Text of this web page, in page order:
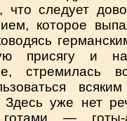
следует
которое
присягу и
стремилась
Здесь уже нет
готами —